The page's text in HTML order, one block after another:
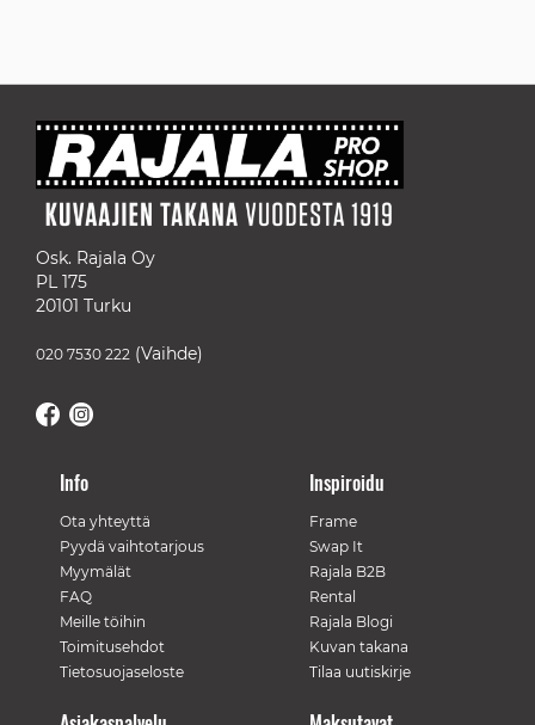
Osk. Rajala Oy
PL 175
20101 Turku
020 7530 222 (Vaihde)
Info
Ota yhteyttä
Pyydä vaihtotarjous
Myymälät
FAQ
Meille töihin
Toimitusehdot
Tietosuojaseloste
Inspiroidu
Frame
Swap It
Rajala B2B
Rental
Rajala Blogi
Kuvan takana
Tilaa uutiskirje